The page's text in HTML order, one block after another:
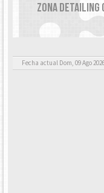
ZONA DETAILING
Fecha actual Dom, 09 Ago